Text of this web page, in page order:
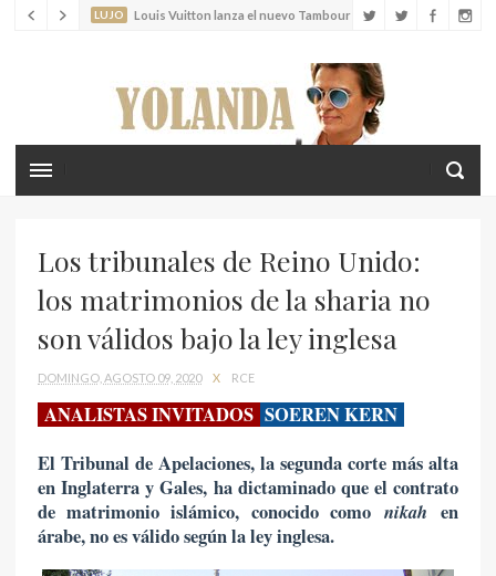
LUJO Louis Vuitton lanza el nuevo Tambour Horizon Light Up
Los tribunales de Reino Unido:
los matrimonios de la sharia no
son válidos bajo la ley inglesa
DOMINGO, AGOSTO 09, 2020 X RCE
ANALISTAS INVITADOS SOEREN KERN
El Tribunal de Apelaciones, la segunda corte más alta
en Inglaterra y Gales, ha dictaminado que el contrato
de matrimonio islámico, conocido como nikah en
árabe, no es válido según la ley inglesa.